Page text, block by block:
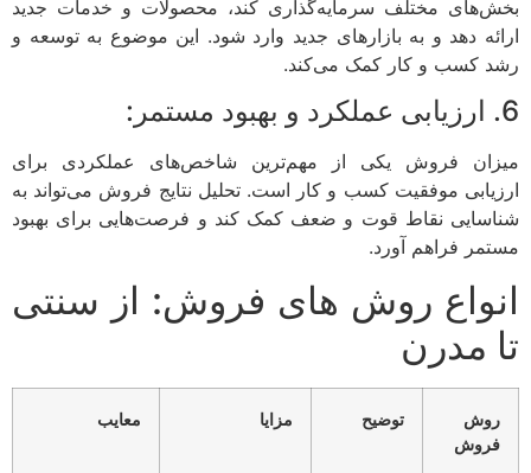
بخش‌های مختلف سرمایه‌گذاری کند، محصولات و خدمات جدید
ارائه دهد و به بازارهای جدید وارد شود. این موضوع به توسعه و
رشد کسب و کار کمک می‌کند.
6. ارزیابی عملکرد و بهبود مستمر:
میزان فروش یکی از مهم‌ترین شاخص‌های عملکردی برای
ارزیابی موفقیت کسب و کار است. تحلیل نتایج فروش می‌تواند به
شناسایی نقاط قوت و ضعف کمک کند و فرصت‌هایی برای بهبود
مستمر فراهم آورد.
انواع روش های فروش: از سنتی
تا مدرن
روش
فروش
توضیح مزایا معایب